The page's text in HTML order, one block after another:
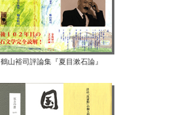
鶴山裕司評論集『夏目漱石論』